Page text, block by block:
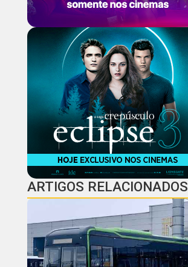
ARTIGOS RELACIONADOS